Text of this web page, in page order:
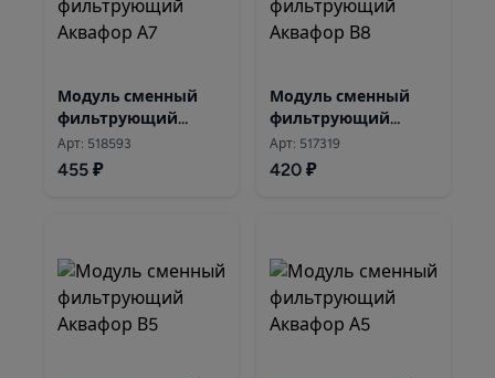
Модуль сменный
фильтрующий
Аквафор А7
Арт: 518593
455 ₽
Модуль сменный
фильтрующий
Аквафор В8
Арт: 517319
420 ₽